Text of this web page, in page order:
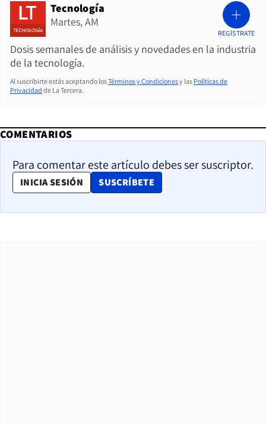
Tecnología
Martes, AM
Dosis semanales de análisis y novedades en la industria
de la tecnología.
REGÍSTRATE
Al suscribirte estás aceptando losTérminos y Condicionesy las Políticas de
Privacidad de La Tercera.
COMENTARIOS
Para comentar este artículo debes ser suscriptor.
INICIA SESIÓN SUSCRÍBETE
OPENS IN NEW WINDOW